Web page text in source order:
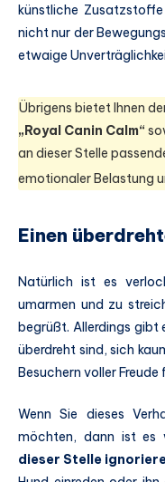
künstliche
nicht nur der
etwaige
Übrigens bietet Ihnen
„Royal Canin Calm“
an dieser Stelle
emotionaler Belastung
Einen
Natürlich ist es
umarmen und zu
begrüßt. Allerdings gibt
überdreht sind, sich
Besuchern voller
Wenn Sie dieses
möchten, dann ist es
dieser Stelle